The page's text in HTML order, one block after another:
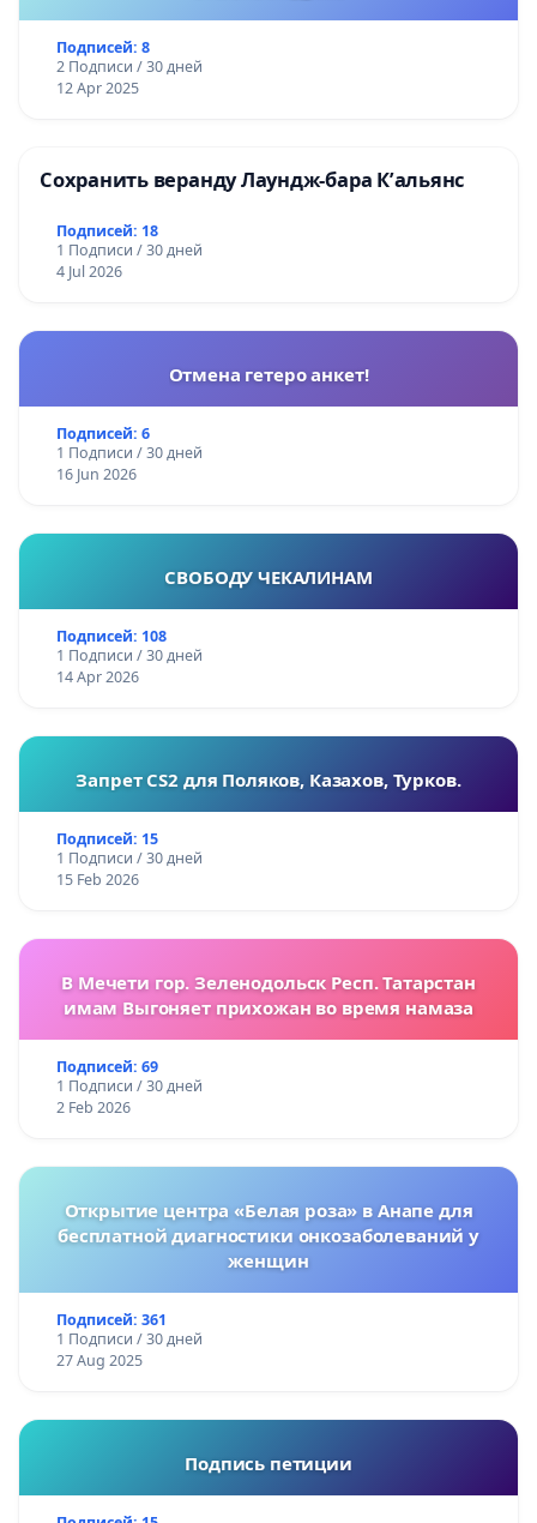
Подписей: 8
2 Подписи / 30 дней
12 Apr 2025
Сохранить веранду Лаундж-бара К’альянс
Подписей: 18
1 Подписи / 30 дней
4 Jul 2026
Отмена гетеро анкет!
Подписей: 6
1 Подписи / 30 дней
16 Jun 2026
СВОБОДУ ЧЕКАЛИНАМ
Подписей: 108
1 Подписи / 30 дней
14 Apr 2026
Запрет CS2 для Поляков, Казахов, Турков.
Подписей: 15
1 Подписи / 30 дней
15 Feb 2026
В Мечети гор. Зеленодольск Респ. Татарстан
имам Выгоняет прихожан во время намаза
Подписей: 69
1 Подписи / 30 дней
2 Feb 2026
Открытие центра «Белая роза» в Анапе для
бесплатной диагностики онкозаболеваний у
женщин
Подписей: 361
1 Подписи / 30 дней
27 Aug 2025
Подпись петиции